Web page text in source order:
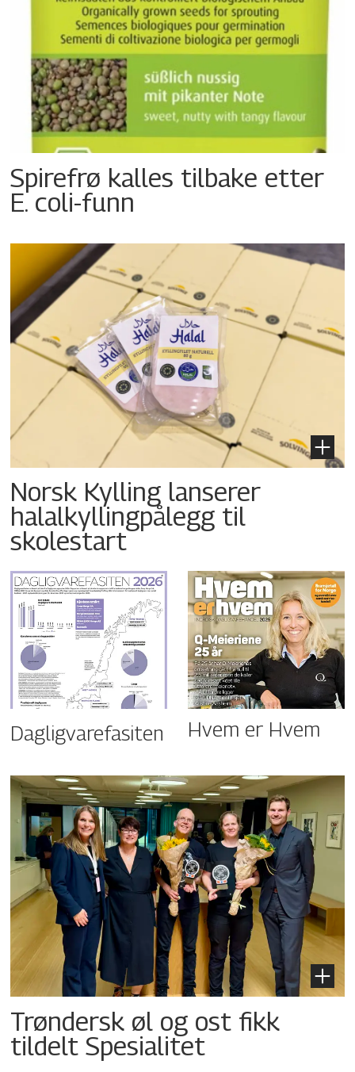
Spirefrø kalles tilbake etter
E. coli-funn
Norsk Kylling lanserer
halalkyllingpålegg til
skolestart
Dagligvarefasiten Hvem er Hvem
Trøndersk øl og ost fikk
tildelt Spesialitet